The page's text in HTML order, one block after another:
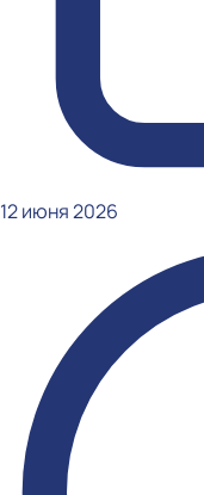
12 июня 2026